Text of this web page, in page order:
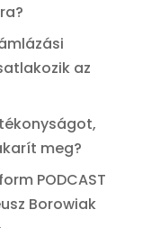
az
meg?
PODCAST
Borowiak